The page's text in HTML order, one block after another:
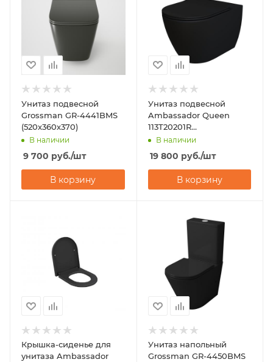
Унитаз подвесной
Grossman GR-4441BMS
(520х360х370)
В наличии
9 700 руб./шт
В корзину
Унитаз подвесной
Ambassador Queen
113T20201R
(570х360х400)
В наличии
19 800 руб./шт
В корзину
Крышка-сиденье для
унитаза Ambassador
Унитаз напольный
Grossman GR-4450BMS